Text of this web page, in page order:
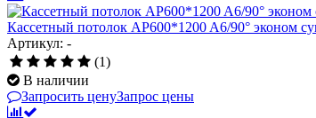
Кассетный потолок AP600*1200 A6/90° эконом
Артикул: -
(1)
В наличии
Запросить ценуЗапрос цены